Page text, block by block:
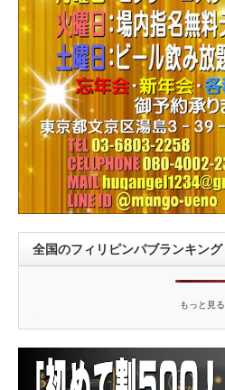
全国のフィリピンパブランキング
もっと見る